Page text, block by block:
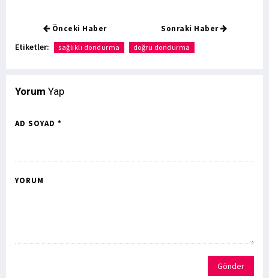
Önceki Haber Sonraki Haber
Etiketler: sağlıklı dondurma doğru dondurma
Yorum Yap
AD SOYAD *
YORUM
Gönder